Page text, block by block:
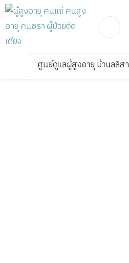
ศูนย์ดูแลผู้สูงอายุ บ้านลลิสา